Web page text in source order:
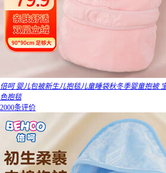
倍呵 婴儿包被新生儿抱毯儿童睡袋秋冬季婴童抱被
色抱毯
2000条评价